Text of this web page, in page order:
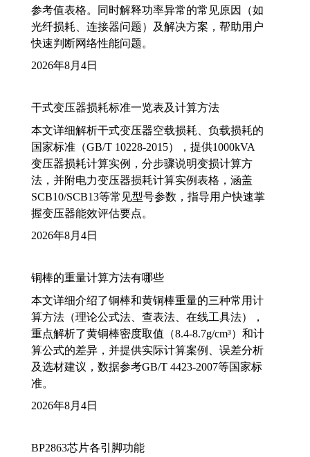
参考值表格。同时解释功率异常的常见原因（如
光纤损耗、连接器问题）及解决方案，帮助用户
快速判断网络性能问题。
2026年8月4日
干式变压器损耗标准一览表及计算方法
本文详细解析干式变压器空载损耗、负载损耗的
国家标准（GB/T 10228-2015），提供1000kVA
变压器损耗计算实例，分步骤说明变损计算方
法，并附电力变压器损耗计算实例表格，涵盖
SCB10/SCB13等常见型号参数，指导用户快速掌
握变压器能效评估要点。
2026年8月4日
铜棒的重量计算方法有哪些
本文详细介绍了铜棒和黄铜棒重量的三种常用计
算方法（理论公式法、查表法、在线工具法），
重点解析了黄铜棒密度取值（8.4-8.7g/cm³）和计
算公式的差异，并提供实际计算案例、误差分析
及选材建议，数据参考GB/T 4423-2007等国家标
准。
2026年8月4日
BP2863芯片各引脚功能